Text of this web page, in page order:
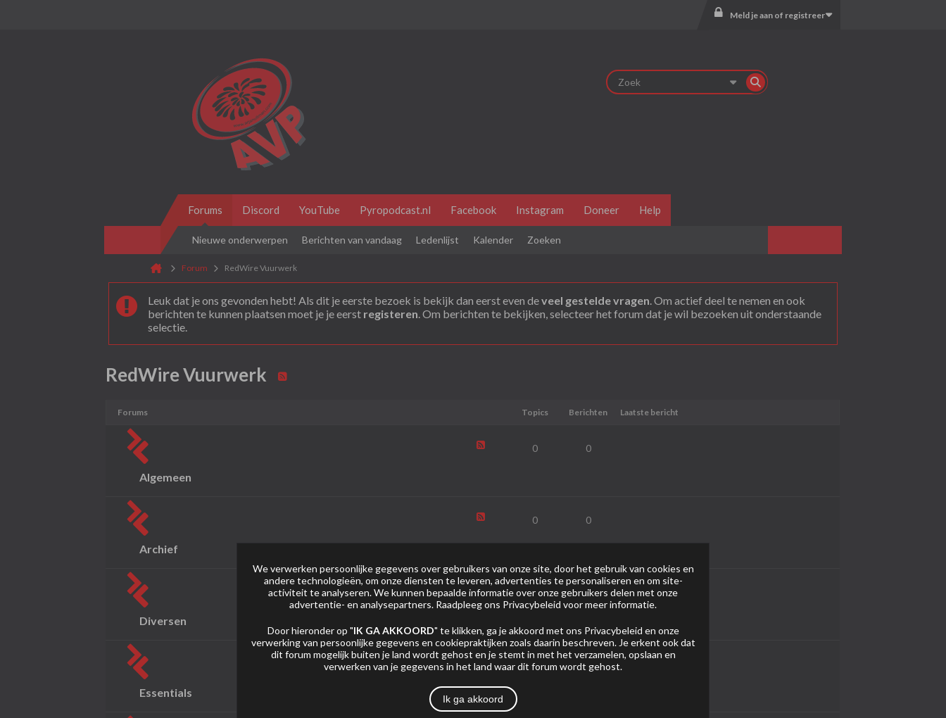
Meld je aan of registreer
Forums Discord YouTube Pyropodcast.nl Facebook Instagram Doneer Help
Nieuwe onderwerpen Berichten van vandaag Ledenlijst Kalender Zoeken
Forum RedWire Vuurwerk
Leuk dat je ons gevonden hebt! Als dit je eerste bezoek is bekijk dan eerst even deveel gestelde vragen. Om actief deel te nemen en ook
berichten te kunnen plaatsen moet je je eerst registeren. Om berichten te bekijken, selecteer het forum dat je wil bezoeken uit onderstaande
selectie.
RedWire Vuurwerk
Forums Topics Berichten Laatste bericht
Algemeen
0 0
Archief
0 0
Diversen
0 0
Essentials
0 0
We verwerken persoonlijke gegevens over gebruikers van onze site, door het gebruik van cookies en
andere technologieën, om onze diensten te leveren, advertenties te personaliseren en om site-
activiteit te analyseren. We kunnen bepaalde informatie over onze gebruikers delen met onze
advertentie- en analysepartners. Raadpleeg ons Privacybeleid voor meer informatie.
Door hieronder op "IK GA AKKOORD" te klikken, ga je akkoord met ons Privacybeleid en onze
verwerking van persoonlijke gegevens en cookiepraktijken zoals daarin beschreven. Je erkent ook dat
dit forum mogelijk buiten je land wordt gehost en je stemt in met het verzamelen, opslaan en
verwerken van je gegevens in het land waar dit forum wordt gehost.
Ik ga akkoord